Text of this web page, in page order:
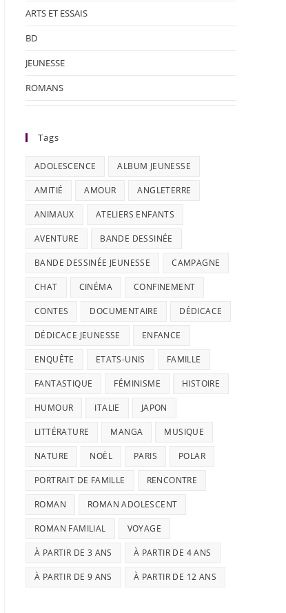
ARTS ET ESSAIS
BD
JEUNESSE
ROMANS
Tags
ADOLESCENCE ALBUM JEUNESSE
AMITIÉ AMOUR ANGLETERRE
ANIMAUX ATELIERS ENFANTS
AVENTURE BANDE DESSINÉE
BANDE DESSINÉE JEUNESSE CAMPAGNE
CHAT CINÉMA CONFINEMENT
CONTES DOCUMENTAIRE DÉDICACE
DÉDICACE JEUNESSE ENFANCE
ENQUÊTE ETATS-UNIS FAMILLE
FANTASTIQUE FÉMINISME HISTOIRE
HUMOUR ITALIE JAPON
LITTÉRATURE MANGA MUSIQUE
NATURE NOËL PARIS POLAR
PORTRAIT DE FAMILLE RENCONTRE
ROMAN ROMAN ADOLESCENT
ROMAN FAMILIAL VOYAGE
À PARTIR DE 3 ANS À PARTIR DE 4 ANS
À PARTIR DE 9 ANS À PARTIR DE 12 ANS